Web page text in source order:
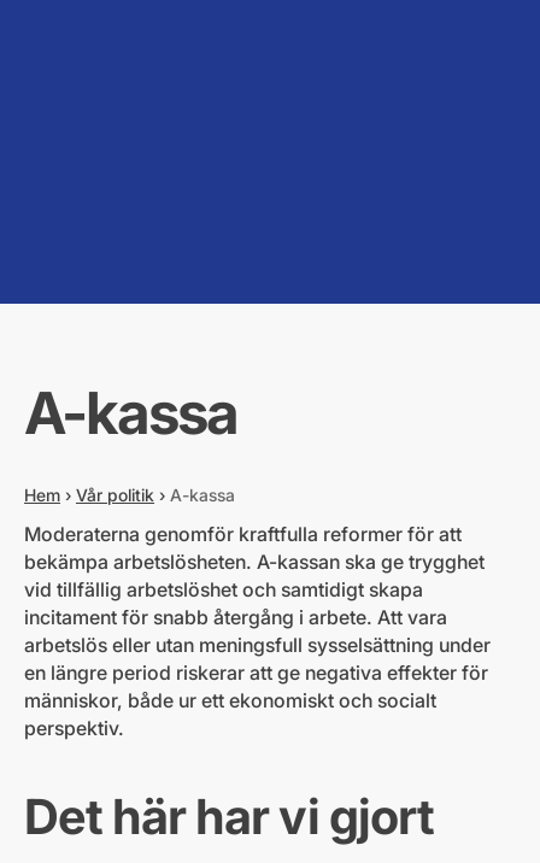
A-kassa
Hem › Vår politik › A-kassa
Moderaterna genomför kraftfulla reformer för att
bekämpa arbetslösheten. A-kassan ska ge trygghet
vid tillfällig arbetslöshet och samtidigt skapa
incitament för snabb återgång i arbete. Att vara
arbetslös eller utan meningsfull sysselsättning under
en längre period riskerar att ge negativa effekter för
människor, både ur ett ekonomiskt och socialt
perspektiv.
Det här har vi gjort